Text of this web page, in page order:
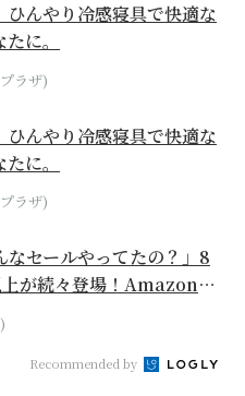
ひんやり冷感寝具で快適な
に。
ラザ)
ひんやり冷感寝具で快適な
に。
ラザ)
なセールやってたの？」8
が続々登場！Amazonの
Recommended by